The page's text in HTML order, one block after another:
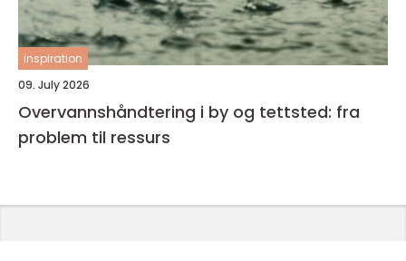
inspiration
09. July 2026
Overvannshåndtering i by og tettsted: fra
problem til ressurs